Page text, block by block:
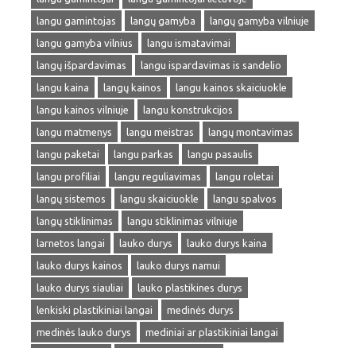
langu gamintojas
langų gamyba
langų gamyba vilniuje
langu gamyba vilnius
langu ismatavimai
langų išpardavimas
langu ispardavimas is sandelio
langu kaina
langų kainos
langu kainos skaiciuokle
langu kainos vilniuje
langu konstrukcijos
langu matmenys
langu meistras
langų montavimas
langu paketai
langu parkas
langu pasaulis
langu profiliai
langu reguliavimas
langu roletai
langų sistemos
langu skaiciuokle
langu spalvos
langų stiklinimas
langu stiklinimas vilniuje
larnetos langai
lauko durys
lauko durys kaina
lauko durys kainos
lauko durys namui
lauko durys siauliai
lauko plastikines durys
lenkiski plastikiniai langai
medinės durys
medinės lauko durys
mediniai ar plastikiniai langai